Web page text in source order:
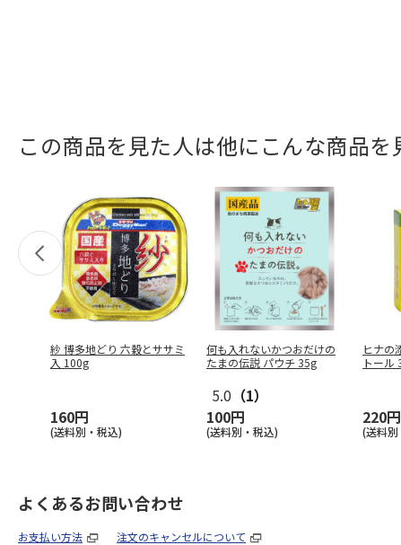
この商品を見た人は他にこんな商品を
紗 博多地どり 六穀とササミ
入 100g
160円
(送料別・税込)
何も入れないかつおだけの
たまの伝説 パウチ 35g
5.0 （1）
100円
(送料別・税込)
ヒナの
トール
220円
(送料別
よくあるお問い合わせ
お支払い方法 注文のキャンセルについて